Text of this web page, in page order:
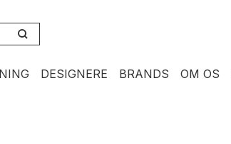
DESIGNERE BRANDS OM OS